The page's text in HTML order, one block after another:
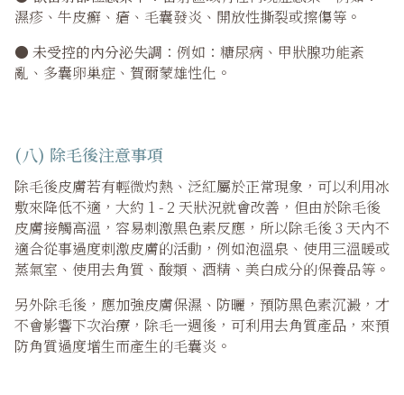
濕疹、牛皮癬、瘡、毛囊發炎、開放性撕裂或擦傷等。
● 未受控的內分泌失調 ：例如：糖尿病、甲狀腺功能紊
亂、多囊卵巢症、賀爾蒙雄性化。
(八) 除毛後注意事項
除毛後皮膚若有輕微灼熱、泛紅屬於正常現象，可以利用冰
敷來降低不適，大約 1 - 2 天狀況就會改善，但由於除毛後
皮膚接觸高溫，容易刺激黑色素反應，所以除毛後 3 天內不
適合從事過度刺激皮膚的活動，例如泡溫泉、使用三溫暖或
蒸氣室、使用去角質、酸類、酒精、美白成分的保養品等。
另外除毛後，應加強皮膚保濕、防曬，預防黑色素沉澱，才
不會影響下次治療，除毛一週後，可利用去角質產品，來預
防角質過度增生而產生的毛囊炎。